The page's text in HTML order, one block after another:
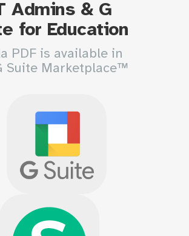
Admins & G
for Education
PDF is available in
Suite Marketplace™